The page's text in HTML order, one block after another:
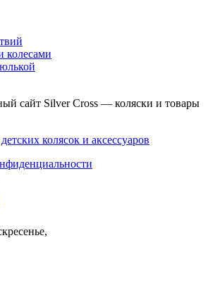
колесами
сайт Silver Cross — коляски и товары
колясок и аксессуаров